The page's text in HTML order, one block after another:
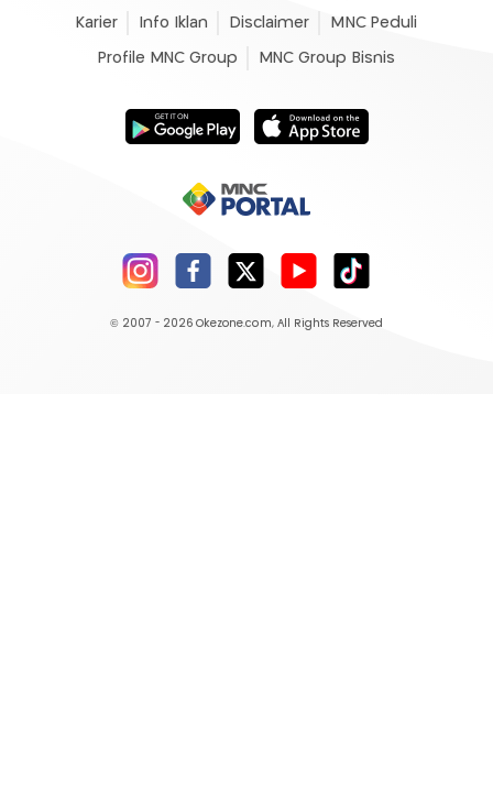
Karier Info Iklan Disclaimer MNC Peduli
Profile MNC Group MNC Group Bisnis
© 2007 - 2026 Okezone.com, All Rights Reserved